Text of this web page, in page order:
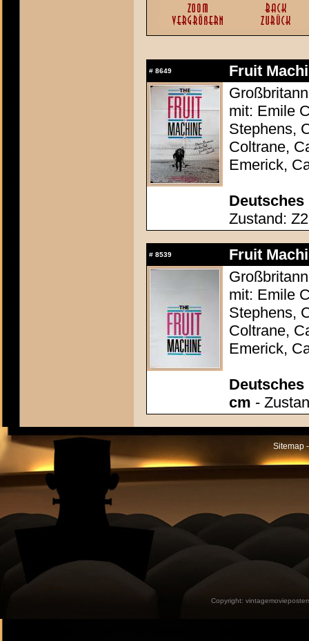
# 8649
Fruit
mit: Emile
Stephens,
Coltrane,
Emerick,
Deutsches
Zustand:
# 8539
Fruit
mit: Emile
Stephens,
Coltrane,
Emerick,
Deutsches
cm -
Sitemap
Copyright: